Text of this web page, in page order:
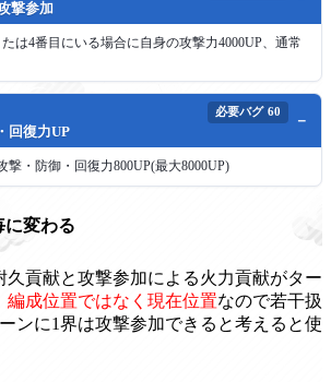
撃参加
は4番目にいる場合に自身の攻撃力4000UP、通常
必要バグ 60
回復力UP
撃・防御・回復力800UP(最大8000UP)
に変わる
久貢献と攻撃参加による火力貢献がター
編成位置ではなく現在位置なので若干扱
ンに1界は攻撃参加できると考えると使